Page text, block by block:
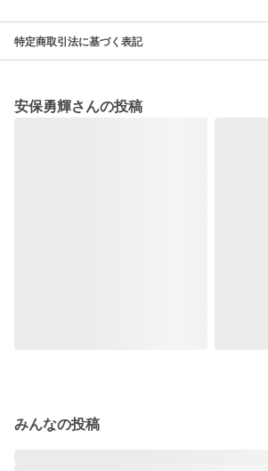
特定商取引法に基づく表記
安保勇輝さんの投稿
みんなの投稿